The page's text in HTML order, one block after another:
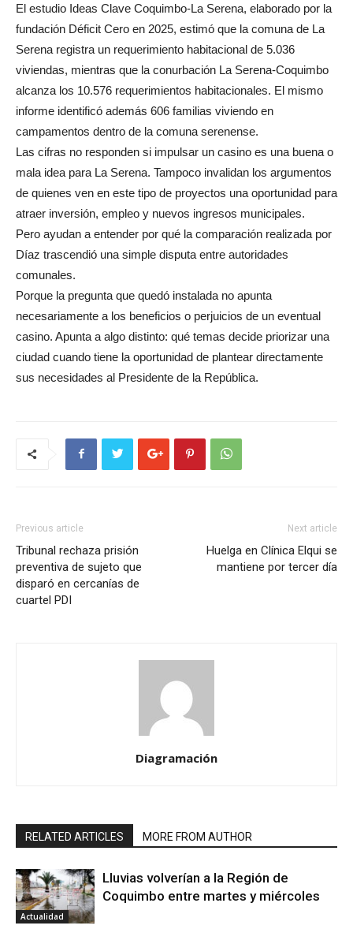
El estudio Ideas Clave Coquimbo-La Serena, elaborado por la
fundación Déficit Cero en 2025, estimó que la comuna de La
Serena registra un requerimiento habitacional de 5.036
viviendas, mientras que la conurbación La Serena-Coquimbo
alcanza los 10.576 requerimientos habitacionales. El mismo
informe identificó además 606 familias viviendo en
campamentos dentro de la comuna serenense.
Las cifras no responden si impulsar un casino es una buena o
mala idea para La Serena. Tampoco invalidan los argumentos
de quienes ven en este tipo de proyectos una oportunidad para
atraer inversión, empleo y nuevos ingresos municipales.
Pero ayudan a entender por qué la comparación realizada por
Díaz trascendió una simple disputa entre autoridades
comunales.
Porque la pregunta que quedó instalada no apunta
necesariamente a los beneficios o perjuicios de un eventual
casino. Apunta a algo distinto: qué temas decide priorizar una
ciudad cuando tiene la oportunidad de plantear directamente
sus necesidades al Presidente de la República.
Previous article
Tribunal rechaza prisión
preventiva de sujeto que
disparó en cercanías de
cuartel PDI
Next article
Huelga en Clínica Elqui se
mantiene por tercer día
Diagramación
RELATED ARTICLES MORE FROM AUTHOR
Actualidad
Lluvias volverían a la Región de
Coquimbo entre martes y miércoles